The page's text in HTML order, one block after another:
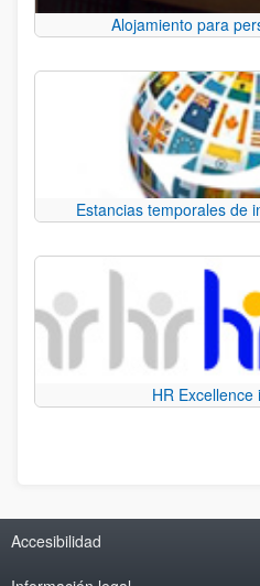
Alojamiento para
Estancias temporales de
HR Excellence
Accesibilidad